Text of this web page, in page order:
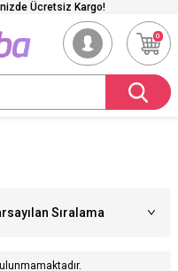
Ücretsiz Kargo!
0